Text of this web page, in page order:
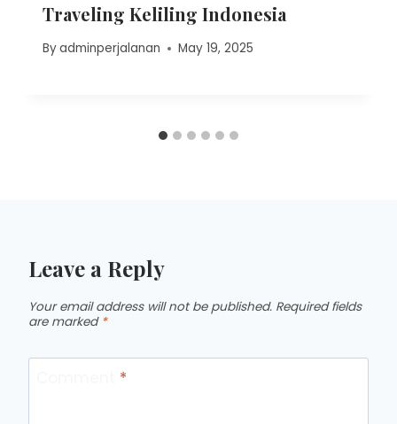
Traveling Keliling Indonesia
Byadminperjalanan May 19, 2025
Leave a Reply
Your email address will not be published. Required fields
are marked *
*